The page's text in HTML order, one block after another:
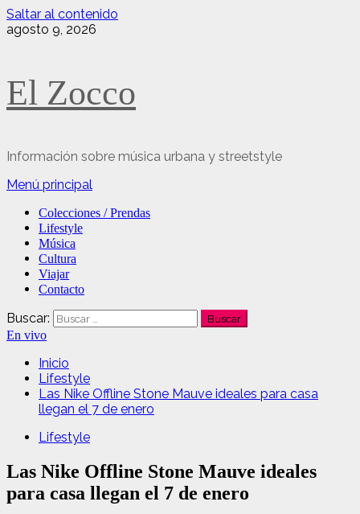
Saltar al contenido
agosto 9, 2026
El Zocco
Información sobre música urbana y streetstyle
Menú principal
Colecciones / Prendas
Lifestyle
Música
Cultura
Viajar
Contacto
Buscar:
En vivo
Inicio
Lifestyle
Las Nike Offline Stone Mauve ideales para casa
llegan el 7 de enero
Lifestyle
Las Nike Offline Stone Mauve ideales
para casa llegan el 7 de enero